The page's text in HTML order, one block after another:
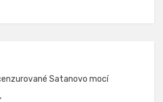
Satanovo mocí